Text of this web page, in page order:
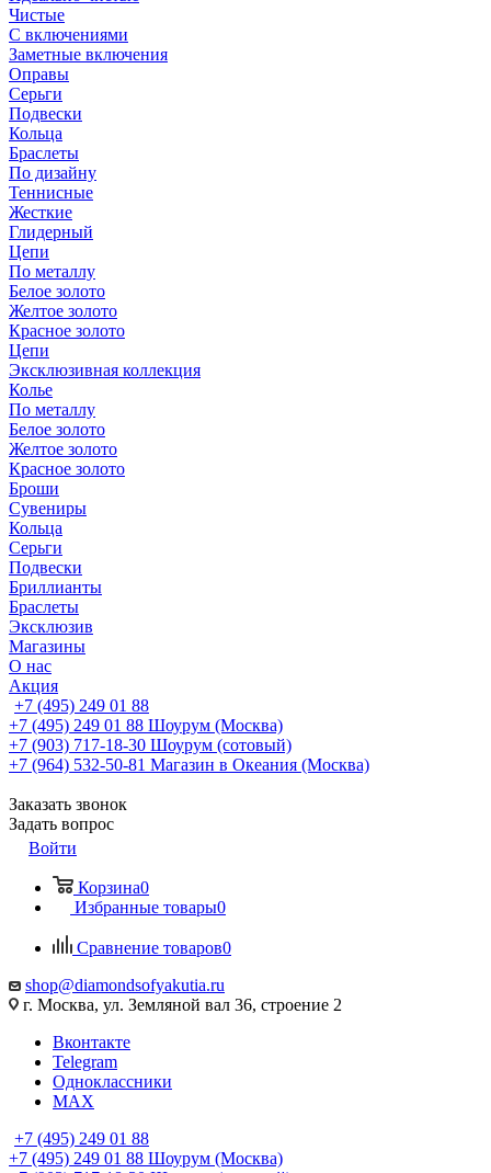
Чистые
С включениями
Заметные включения
Оправы
Серьги
Подвески
Кольца
Браслеты
По дизайну
Теннисные
Жесткие
Глидерный
Цепи
По металлу
Белое золото
Желтое золото
Красное золото
Цепи
Эксклюзивная коллекция
Колье
По металлу
Белое золото
Желтое золото
Красное золото
Броши
Сувениры
Кольца
Серьги
Подвески
Бриллианты
Браслеты
Эксклюзив
Магазины
О нас
Акция
+7 (495) 249 01 88
+7 (495) 249 01 88 Шоурум (Москва)
+7 (903) 717-18-30 Шоурум (сотовый)
+7 (964) 532-50-81 Магазин в Океания (Москва)
Заказать звонок
Задать вопрос
Войти
Корзина0
Избранные товары0
Сравнение товаров0
shop@diamondsofyakutia.ru
г. Москва, ул. Земляной вал 36, строение 2
Вконтакте
Telegram
Одноклассники
MAX
+7 (495) 249 01 88
+7 (495) 249 01 88 Шоурум (Москва)